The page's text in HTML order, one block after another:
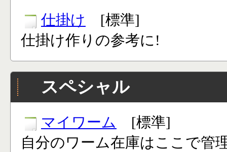
仕掛け [標準]
仕掛け作りの参考に!
スペシャル
マイワーム
[標準]
自分のワーム在庫はここで管